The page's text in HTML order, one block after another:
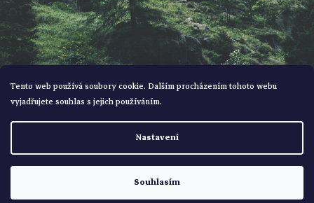
Tento web používá soubory cookie. Dalším procházením tohoto webu
vyjadřujete souhlas s jejich používáním.
Nastavení
Souhlasím
Vytvořil Shoptet
Bohemialov. Všechna práva vyhrazena.